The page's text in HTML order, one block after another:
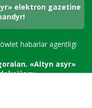
elektron gazetine
habarlar agentligi
«Altyn asyr»